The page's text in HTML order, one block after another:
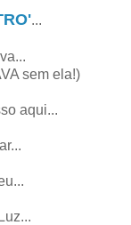
...
sem ela!)
aqui...